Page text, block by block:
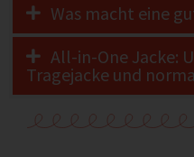
Was macht eine
All-in-One Jacke:
Tragejacke und